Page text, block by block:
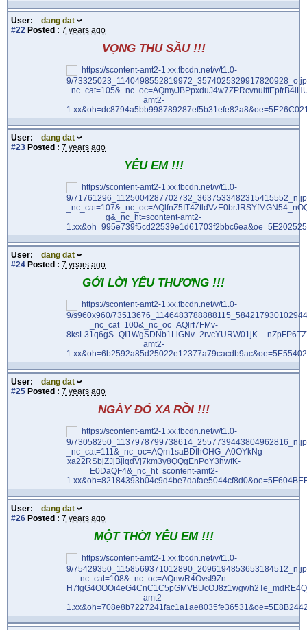
User:
dang dat
#22 Posted : 7 years ago
VỌNG THU SẦU !!!
User:
dang dat
#23 Posted : 7 years ago
YÊU EM !!!
User:
dang dat
#24 Posted : 7 years ago
GỞI LỜI YÊU THƯƠNG !!!
User:
dang dat
#25 Posted : 7 years ago
NGÀY ĐÓ XA RỒI !!!
User:
dang dat
#26 Posted : 7 years ago
MỘT THỜI YÊU EM !!!